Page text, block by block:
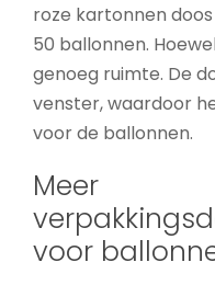
roze kartonnen
50 ballonnen.
genoeg ruimte. De
venster, waardoor
voor de ballonnen.
Meer
voor